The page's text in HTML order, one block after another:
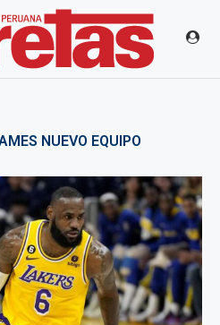
NUEVO EQUIPO